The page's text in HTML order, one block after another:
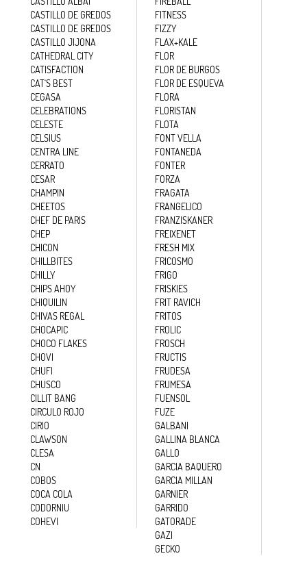
CASTILLO DE GREDOS
CASTILLO DE GREDOS
CASTILLO JIJONA
CATHEDRAL CITY
CATISFACTION
CAT´S BEST
CEGASA
CELEBRATIONS
CELESTE
CELSIUS
CENTRA LINE
CERRATO
CESAR
CHAMPIN
CHEETOS
CHEF DE PARIS
CHEP
CHICON
CHILLBITES
CHILLY
CHIPS AHOY
CHIQUILIN
CHIVAS REGAL
CHOCAPIC
CHOCO FLAKES
CHOVI
CHUFI
CHUSCO
CILLIT BANG
CIRCULO ROJO
CIRIO
CLAWSON
CLESA
CN
COBOS
COCA COLA
CODORNIU
COHEVI
FITNESS
FIZZY
FLAX+KALE
FLOR
FLOR DE BURGOS
FLOR DE ESQUEVA
FLORA
FLORISTAN
FLOTA
FONT VELLA
FONTANEDA
FONTER
FORZA
FRAGATA
FRANGELICO
FRANZISKANER
FREIXENET
FRESH MIX
FRICOSMO
FRIGO
FRISKIES
FRIT RAVICH
FRITOS
FROLIC
FROSCH
FRUCTIS
FRUDESA
FRUMESA
FUENSOL
FUZE
GALBANI
GALLINA BLANCA
GALLO
GARCIA BAQUERO
GARCIA MILLAN
GARNIER
GARRIDO
GATORADE
GAZI
GECKO